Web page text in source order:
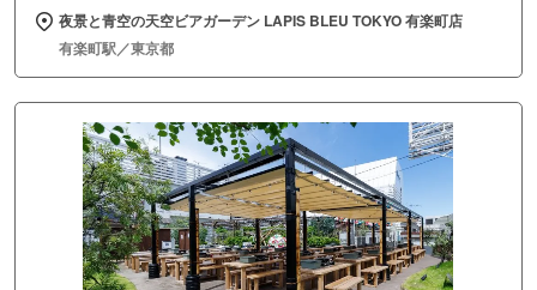
夜景と青空の天空ビアガーデン LAPIS BLEU TOKYO 有楽町店
有楽町駅／東京都